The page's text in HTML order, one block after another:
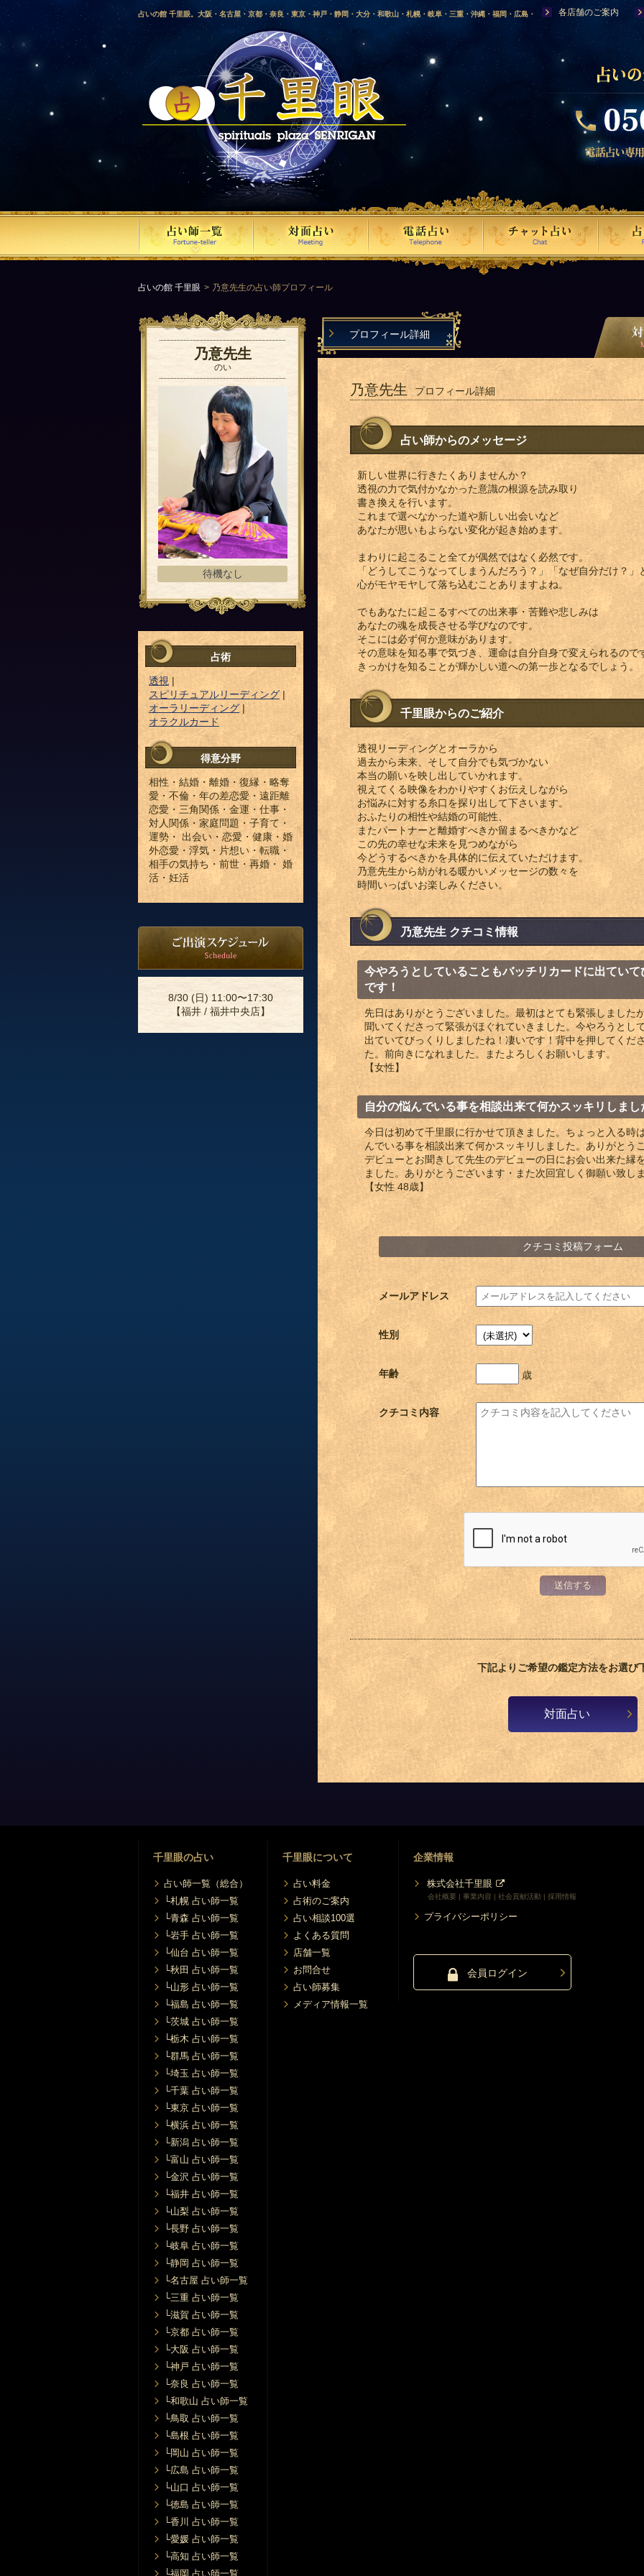
占いの館 千里眼。大阪・名古屋・京都・奈良・東京・神戸・静岡・大分・和歌山・札幌・岐阜・三重・沖縄・福岡・広島・
愛媛・鹿児島・徳島・香川・山形・岡山・横浜・千葉・福島・岩手・高知・熊本・群馬・滋賀・福井・仙台・山口・宮崎・山
梨・長野・埼玉・茨城・栃木・金沢・佐賀・長崎・鳥取・富山・新潟・秋田・青森・島根に店舗を構える、口コミで評判の人
気占い師による占い。
各店舗のご案内
占いの館 千里眼 乃意先生の占い師プロフィール
乃意先生
のい
待機なし
占術
透視 |
スピリチュアルリーディング|
オーラリーディング |
オラクルカード
得意分野
相性・結婚・離婚・復縁・略奪
愛・不倫・年の差恋愛・遠距離
恋愛・三角関係・金運・仕事・
対人関係・家庭問題・子育て・
運勢・ 出会い・恋愛・健康・婚
外恋愛・浮気・片想い・転職・
相手の気持ち・前世・再婚・ 婚
活・妊活
8/30 (日) 11:00〜17:30
【福井 / 福井中央店】
プロフィール詳細
乃意先生 プロフィール詳細
占い師からのメッセージ
新しい世界に行きたくありませんか？
透視の力で気付かなかった意識の根源を読み取り
書き換えを行います。
これまで選べなかった道や新しい出会いなど
あなたが思いもよらない変化が起き始めます。
まわりに起こること全てが偶然ではなく必然です。
「どうしてこうなってしまうんだろう？」「なぜ自分だけ？」
心がモヤモヤして落ち込むことありますよね。
でもあなたに起こるすべての出来事・苦難や悲しみは
あなたの魂を成長させる学びなのです。
そこには必ず何か意味があります。
その意味を知る事で気づき、運命は自分自身で変えられるので
きっかけを知ることが輝かしい道への第一歩となるでしょう。
千里眼からのご紹介
透視リーディングとオーラから
過去から未来、そして自分でも気づかない
本当の願いを映し出していかれます。
視えてくる映像をわかりやすくお伝えしながら
お悩みに対する糸口を探り出して下さいます。
おふたりの相性や結婚の可能性、
またパートナーと離婚すべきか留まるべきかなど
この先の幸せな未来を見つめながら
今どうするべきかを具体的に伝えていただけます。
乃意先生から紡がれる暖かいメッセージの数々を
時間いっぱいお楽しみください。
乃意先生 クチコミ情報
今やろうとしていることもバッチリカードに出てい
です！
先日はありがとうございました。最初はとても緊張しました
聞いてくださって緊張がほぐれていきました。今やろうとし
出ていてびっくりしましたね！凄いです！背中を押してくだ
た。前向きになれました。またよろしくお願いします。
【女性】
自分の悩んでいる事を相談出来て何かスッキリしまし
今日は初めて千里眼に行かせて頂きました。ちょっと入る時
んでいる事を相談出来て何かスッキリしました。ありがとう
デビューとお聞きして先生のデビューの日にお会い出来た縁
ました。ありがとうございます・また次回宜しく御願い致し
【女性 48歳】
クチコミ投稿フォーム
メールアドレス
性別
年齢 歳
クチコミ内容
送信する
下記よりご希望の鑑定方法をお選び
対面占い
千里眼の占い
占い師一覧（総合）
└札幌 占い師一覧
└青森 占い師一覧
└岩手 占い師一覧
└仙台 占い師一覧
└秋田 占い師一覧
└山形 占い師一覧
└福島 占い師一覧
└茨城 占い師一覧
└栃木 占い師一覧
└群馬 占い師一覧
└埼玉 占い師一覧
└千葉 占い師一覧
└東京 占い師一覧
└横浜 占い師一覧
└新潟 占い師一覧
└富山 占い師一覧
└金沢 占い師一覧
└福井 占い師一覧
└山梨 占い師一覧
└長野 占い師一覧
└岐阜 占い師一覧
└静岡 占い師一覧
└名古屋 占い師一覧
└三重 占い師一覧
└滋賀 占い師一覧
└京都 占い師一覧
└大阪 占い師一覧
└神戸 占い師一覧
└奈良 占い師一覧
└和歌山 占い師一覧
└鳥取 占い師一覧
└島根 占い師一覧
└岡山 占い師一覧
└広島 占い師一覧
└山口 占い師一覧
└徳島 占い師一覧
└香川 占い師一覧
└愛媛 占い師一覧
└高知 占い師一覧
└福岡 占い師一覧
千里眼について
占い料金
占術のご案内
占い相談100選
よくある質問
店舗一覧
お問合せ
占い師募集
メディア情報一覧
企業情報
株式会社千里眼
会社概要 | 事業内容 | 社会貢献活動 | 採用情報
プライバシーポリシー
会員ログイン